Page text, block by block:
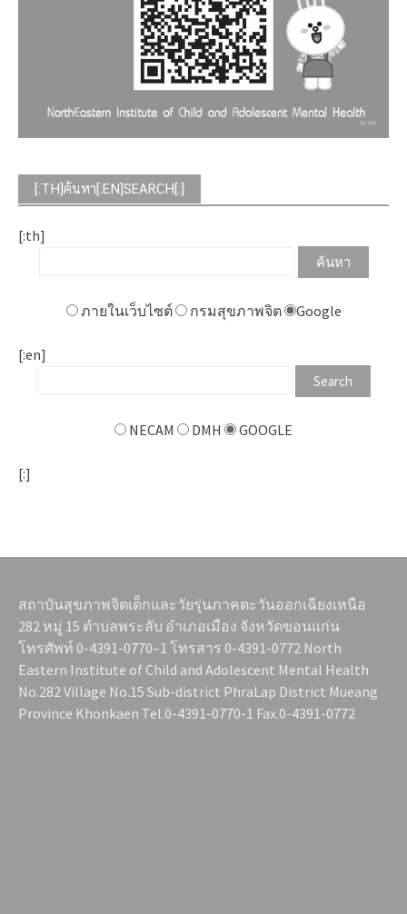
[:TH]ค้นหา[:EN]SEARCH[:]
[:th]
ภายในเว็บไซต์ กรมสุขภาพจิต Google
[:en]
NECAM DMH GOOGLE
[:]
สถาบันสุขภาพจิตเด็กและวัยรุ่นภาคตะวันออกเฉียงเหนือ
282 หมู่ 15 ตำบลพระลับ อำเภอเมือง จังหวัดขอนแก่น
โทรศัพท์ 0-4391-0770–1 โทรสาร 0-4391-0772 North
Eastern Institute of Child and Adolescent Mental Health
No.282 Village No.15 Sub-district PhraLap District Mueang
Province Khonkaen Tel.0-4391-0770-1 Fax.0-4391-0772